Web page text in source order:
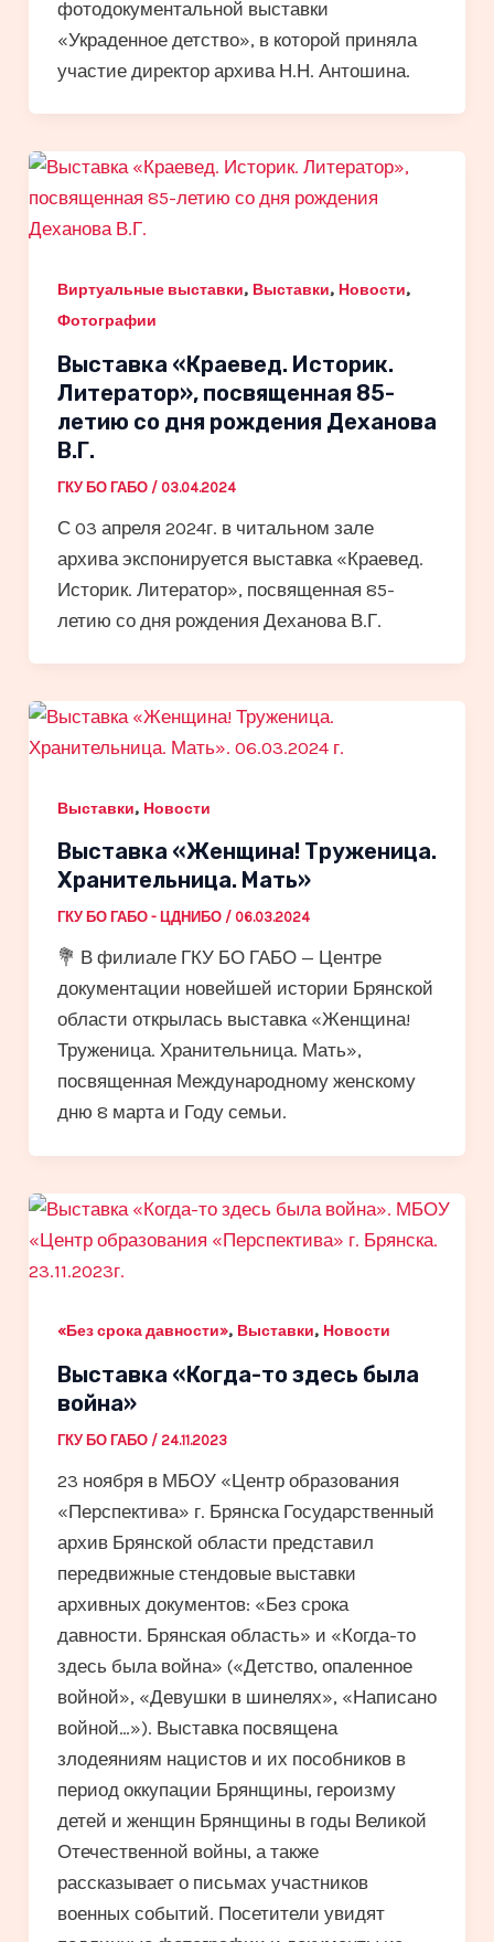
фотодокументальной выставки
«Украденное детство», в которой приняла
участие директор архива Н.Н. Антошина.
Виртуальные выставки, Выставки, Новости,
Фотографии
Выставка «Краевед. Историк.
Литератор», посвященная 85-
летию со дня рождения Деханова
В.Г.
ГКУ БО ГАБО / 03.04.2024
С 03 апреля 2024г. в читальном зале
архива экспонируется выставка «Краевед.
Историк. Литератор», посвященная 85-
летию со дня рождения Деханова В.Г.
Выставки, Новости
Выставка «Женщина! Труженица.
Хранительница. Мать»
ГКУ БО ГАБО - ЦДНИБО / 06.03.2024
💐 В филиале ГКУ БО ГАБО — Центре
документации новейшей истории Брянской
области открылась выставка «Женщина!
Труженица. Хранительница. Мать»,
посвященная Международному женскому
дню 8 марта и Году семьи.
«Без срока давности», Выставки, Новости
Выставка «Когда-то здесь была
война»
ГКУ БО ГАБО / 24.11.2023
23 ноября в МБОУ «Центр образования
«Перспектива» г. Брянска Государственный
архив Брянской области представил
передвижные стендовые выставки
архивных документов: «Без срока
давности. Брянская область» и «Когда-то
здесь была война» («Детство, опаленное
войной», «Девушки в шинелях», «Написано
войной…»). Выставка посвящена
злодеяниям нацистов и их пособников в
период оккупации Брянщины, героизму
детей и женщин Брянщины в годы Великой
Отечественной войны, а также
рассказывает о письмах участников
военных событий. Посетители увидят